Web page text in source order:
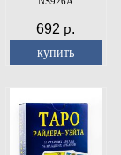
692 р.
купить